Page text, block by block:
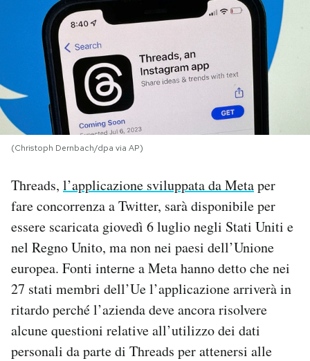
PODCAST
NEWSLETTER
I MIEI PREFERITI
CALENDARIO
AREA PERSONALE
Area Personale
Newsletter
Notifiche mobile
Regala il Post
(Christoph Dernbach/dpa via AP)
Threads, l’applicazione sviluppata da Metaper
fare concorrenza a Twitter, sarà disponibile per
essere scaricata giovedì 6 luglio negli Stati Uniti e
nel Regno Unito, ma non nei paesi dell’Unione
europea. Fonti interne a Meta hanno detto che nei
27 stati membri dell’Ue l’applicazione arriverà in
ritardo perché l’azienda deve ancora risolvere
alcune questioni relative all’utilizzo dei dati
personali da parte di Threads per attenersi alle